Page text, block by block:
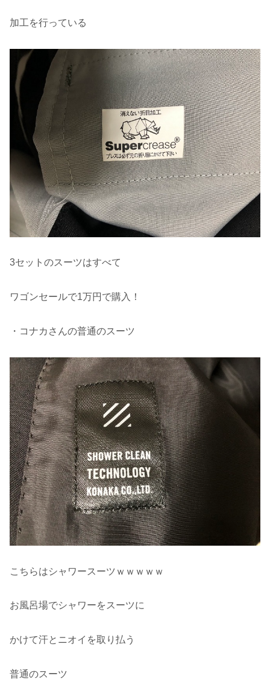
加工を行っている
3セットのスーツはすべて
ワゴンセールで1万円で購入！
・コナカさんの普通のスーツ
こちらはシャワースーツｗｗｗｗｗ
お風呂場でシャワーをスーツに
かけて汗とニオイを取り払う
普通のスーツ